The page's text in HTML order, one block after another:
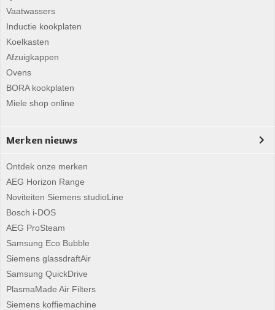
Vaatwassers
Inductie kookplaten
Koelkasten
Afzuigkappen
Ovens
BORA kookplaten
Miele shop online
Merken nieuws
Ontdek onze merken
AEG Horizon Range
Noviteiten Siemens studioLine
Bosch i-DOS
AEG ProSteam
Samsung Eco Bubble
Siemens glassdraftAir
Samsung QuickDrive
PlasmaMade Air Filters
Siemens koffiemachine